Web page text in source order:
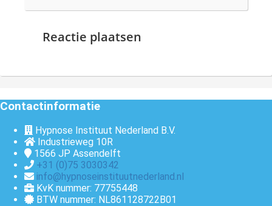
Reactie plaatsen
Contactinformatie
Hypnose Instituut Nederland B.V.
Industrieweg 10R
1566 JP Assendelft
+31 (0)75 3030342
info@hypnoseinstituutnederland.nl
KvK nummer: 77755448
BTW nummer: NL861128722B01